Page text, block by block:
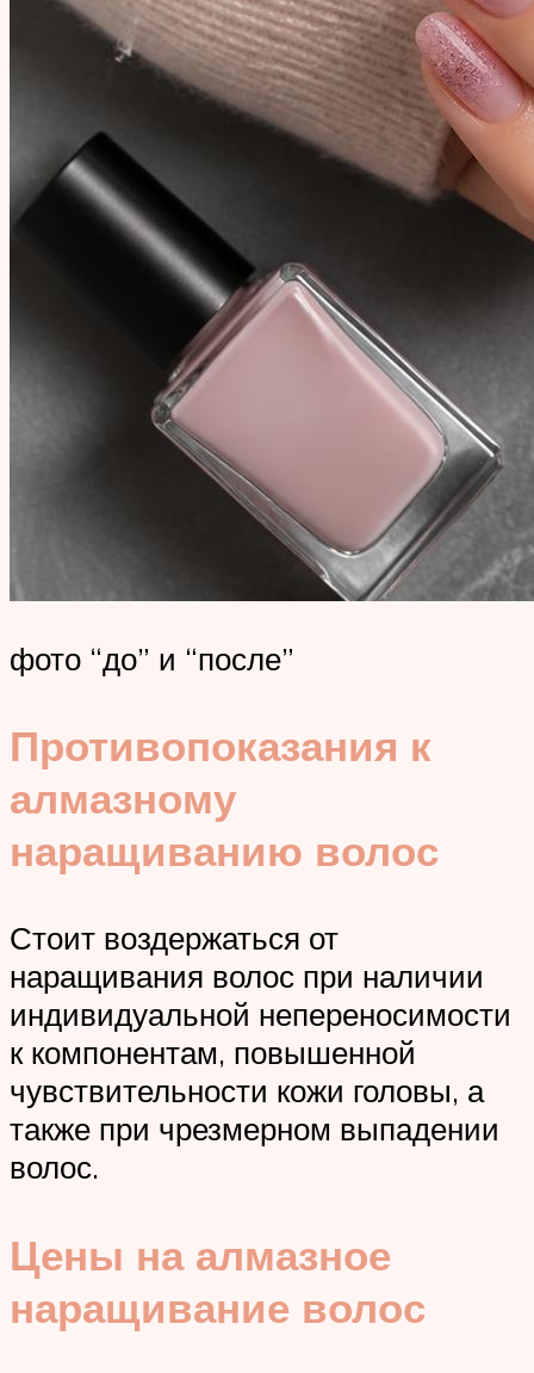
фото “до” и “после”
Противопоказания к
алмазному
наращиванию волос
Стоит воздержаться от
наращивания волос при наличии
индивидуальной непереносимости
к компонентам, повышенной
чувствительности кожи головы, а
также при чрезмерном выпадении
волос.
Цены на алмазное
наращивание волос